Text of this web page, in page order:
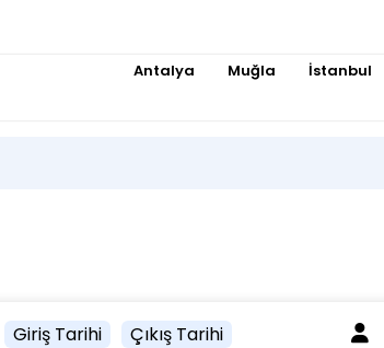
Antalya Muğla İstanbul
Giriş Tarihi Çıkış Tarihi